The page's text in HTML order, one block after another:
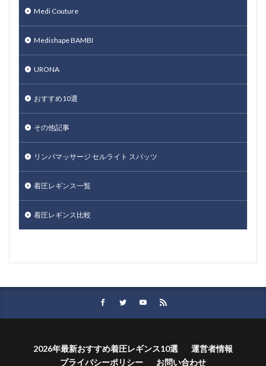
Medi Couture
Medishape BAMBI
URONA
おすすめ10選
その他記事
リンパマッサージ セルライト スパッツ
着圧レギンス一覧
着圧レギンス比較
2026年最新おすすめ着圧レギンス10選
運営者情報
プライバシーポリシー
お問い合わせ